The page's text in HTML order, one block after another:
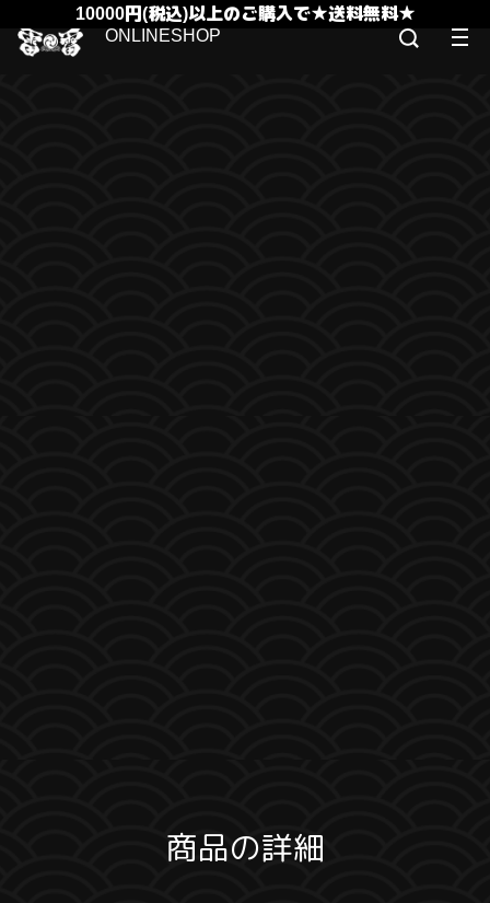
10000円(税込)以上のご購入で★送料無料★
商品の詳細
ONLINESHOP